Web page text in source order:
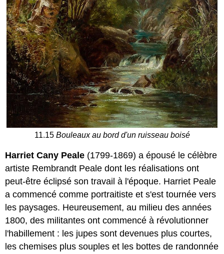
11.15 Bouleaux au bord d'un ruisseau boisé
Harriet Cany Peale (1799-1869) a épousé le célèbre
artiste Rembrandt Peale dont les réalisations ont
peut-être éclipsé son travail à l'époque. Harriet Peale
a commencé comme portraitiste et s'est tournée vers
les paysages. Heureusement, au milieu des années
1800, des militantes ont commencé à révolutionner
l'habillement : les jupes sont devenues plus courtes,
les chemises plus souples et les bottes de randonnée